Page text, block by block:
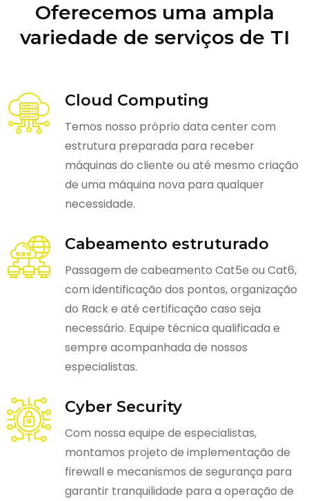
Oferecemos uma ampla
variedade de serviços de TI
Cloud Computing
Temos nosso próprio data center com
estrutura preparada para receber
máquinas do cliente ou até mesmo criação
de uma máquina nova para qualquer
necessidade.
Cabeamento estruturado
Passagem de cabeamento Cat5e ou Cat6,
com identificação dos pontos, organização
do Rack e até certificação caso seja
necessário. Equipe técnica qualificada e
sempre acompanhada de nossos
especialistas.
Cyber Security
Com nossa equipe de especialistas,
montamos projeto de implementação de
firewall e mecanismos de segurança para
garantir tranquilidade para a operação de